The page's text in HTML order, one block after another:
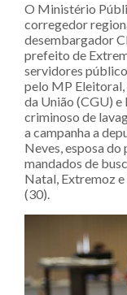
O Ministério
corregedor
desembargador
prefeito de
servidores
pelo MP Eleitoral,
da União (CGU) e
criminoso de
a campanha a
Neves, esposa
mandados de
Natal, Extremoz
(30).